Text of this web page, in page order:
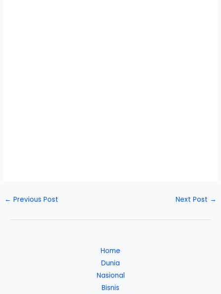
← Previous Post Next Post →
Home
Dunia
Nasional
Bisnis